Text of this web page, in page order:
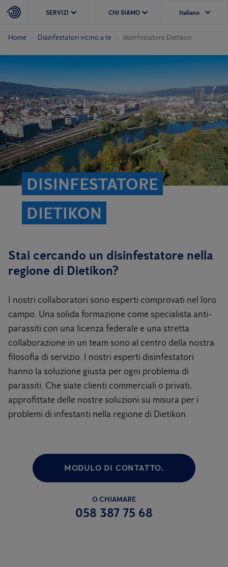
SERVIZI CHI SIAMO
Home Disinfestatori vicino a te disinfestatore Dietikon
DISINFESTATORE
DIETIKON
Stai cercando un disinfestatore nella
regione di Dietikon?
I nostri collaboratori sono esperti comprovati nel loro
campo. Una solida formazione come specialista anti-
parassiti con una licenza federale e una stretta
collaborazione in un team sono al centro della nostra
filosofia di servizio. I nostri esperti disinfestatori
hanno la soluzione giusta per ogni problema di
parassiti. Che siate clienti commerciali o privati,
approfittate delle nostre soluzioni su misura per i
problemi di infestanti nella regione di Dietikon.
MODULO DI CONTATTO.
O CHIAMARE
058 387 75 68